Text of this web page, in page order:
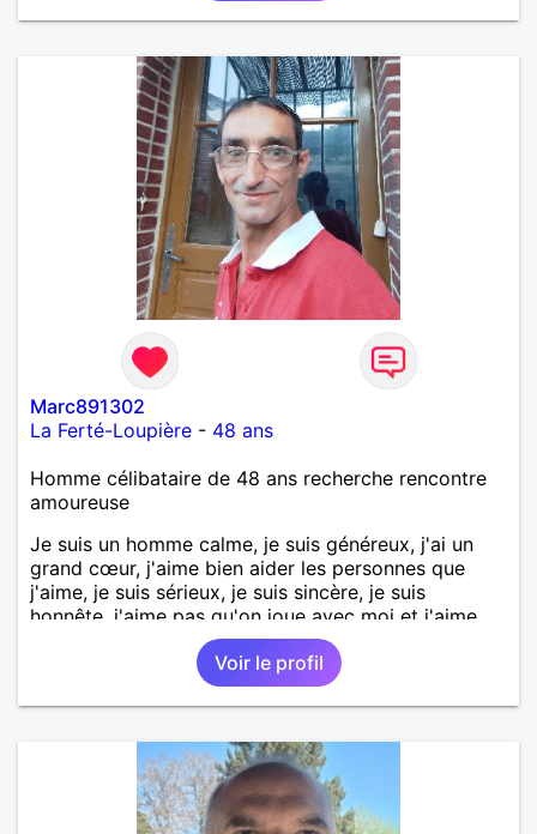
Marc891302
La Ferté-Loupière - 48 ans
Homme célibataire de 48 ans recherche rencontre
amoureuse
Je suis un homme calme, je suis généreux, j'ai un
grand cœur, j'aime bien aider les personnes que
j'aime, je suis sérieux, je suis sincère, je suis
honnête, j'aime pas qu'on joue avec moi et j'aime
pas les mensonges. Je cherche une relation
amoureuse et sérieuse.Voir le profil